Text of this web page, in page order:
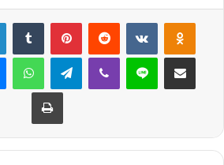
LinkedInTumblr PinterestReddit VKontakte
MessengerWhatsAppTelegramViber Line E-Posta ile
Yazdır